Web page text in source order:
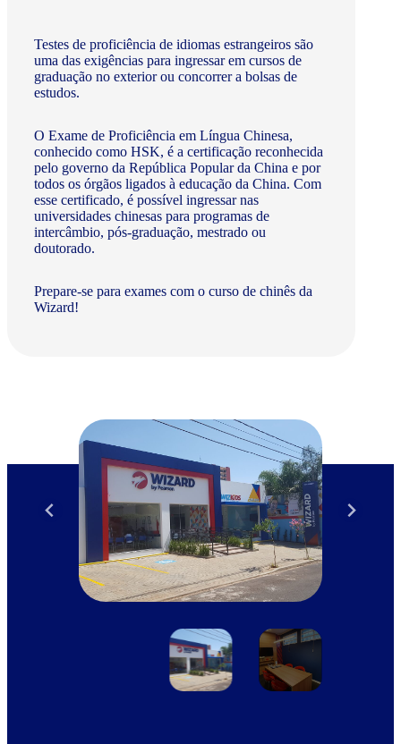
Testes de proficiência de idiomas estrangeiros são
uma das exigências para ingressar em cursos de
graduação no exterior ou concorrer a bolsas de
estudos.
O Exame de Proficiência em Língua Chinesa,
conhecido como HSK, é a certificação reconhecida
pelo governo da República Popular da China e por
todos os órgãos ligados à educação da China. Com
esse certificado, é possível ingressar nas
universidades chinesas para programas de
intercâmbio, pós-graduação, mestrado ou
doutorado.
Prepare-se para exames com o curso de chinês da
Wizard!